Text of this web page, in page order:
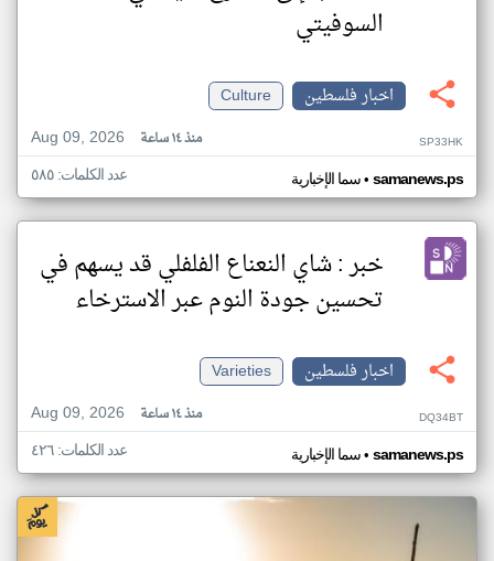
السوفيتي
اخبار فلسطين
Culture
Aug 09, 2026
منذ ١٤ ساعة SP33HK
سما الإخبارية• samanews.ps عدد الكلمات: ٥٨٥
خبر : شاي النعناع الفلفلي قد يسهم في
تحسين جودة النوم عبر الاسترخاء
اخبار فلسطين
Varieties
Aug 09, 2026
منذ ١٤ ساعة DQ34BT
سما الإخبارية• samanews.ps عدد الكلمات: ٤٢٦